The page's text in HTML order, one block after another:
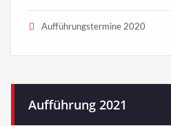
Aufführungstermine 2020
Aufführung 2021